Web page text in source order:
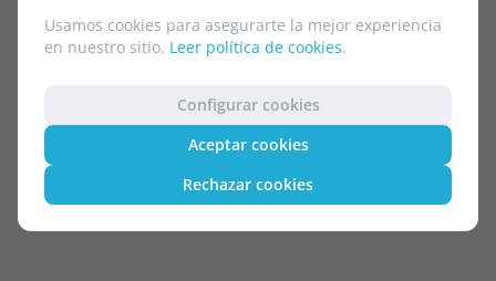
Usamos cookies para asegurarte la mejor experiencia
en nuestro sitio. Leer política de cookies.
Configurar cookies
Aceptar cookies
Rechazar cookies